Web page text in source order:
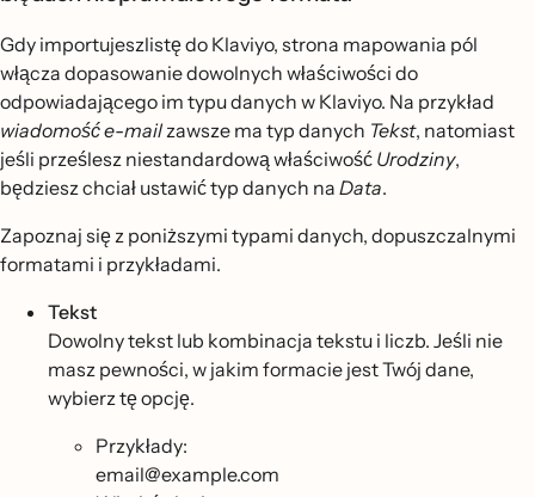
Gdy importujeszlistę do Klaviyo, strona mapowania pól
włącza dopasowanie dowolnych właściwości do
odpowiadającego im typu danych w Klaviyo. Na przykład
wiadomość e-mailzawsze ma typ danych Tekst, natomiast
jeśli prześlesz niestandardową właściwość Urodziny,
będziesz chciał ustawić typ danych na Data.
Zapoznaj się z poniższymi typami danych, dopuszczalnymi
formatami i przykładami.
Tekst
Dowolny tekst lub kombinacja tekstu i liczb. Jeśli nie
masz pewności, w jakim formacie jest Twój dane,
wybierz tę opcję.
Przykłady:
email@example.com